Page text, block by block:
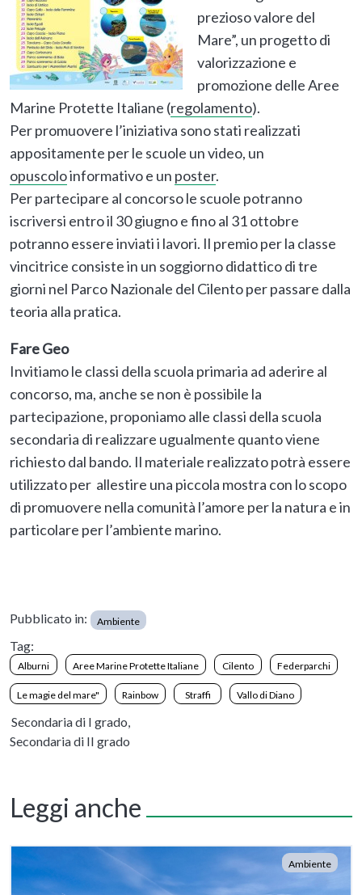
prezioso valore del
Mare”, un progetto di
valorizzazione e
promozione delle Aree
Marine Protette Italiane (regolamento).
Per promuovere l’iniziativa sono stati realizzati
appositamente per le scuole un video, un
opuscoloinformativo e un poster.
Per partecipare al concorso le scuole potranno
iscriversi entro il 30 giugno e fino al 31 ottobre
potranno essere inviati i lavori. Il premio per la classe
vincitrice consiste in un soggiorno didattico di tre
giorni nel Parco Nazionale del Cilento per passare dalla
teoria alla pratica.
Fare Geo
Invitiamo le classi della scuola primaria ad aderire al
concorso, ma, anche se non è possibile la
partecipazione, proponiamo alle classi della scuola
secondaria di realizzare ugualmente quanto viene
richiesto dal bando. Il materiale realizzato potrà essere
utilizzato per allestire una piccola mostra con lo scopo
di promuovere nella comunità l’amore per la natura e in
particolare per l’ambiente marino.
Pubblicato in: Ambiente
Tag:
Alburni Aree Marine Protette Italiane Cilento Federparchi
Le magie del mare" Rainbow Straffi Vallo di Diano
Secondaria di I grado,
Secondaria di II grado
Leggi anche
Ambiente